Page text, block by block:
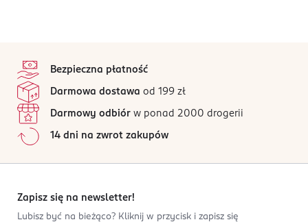
Bezpieczna płatność
Darmowa dostawa od 199 zł
Darmowy odbiór w ponad 2000 drogerii
14 dni na zwrot zakupów
Zapisz się na newsletter!
Lubisz być na bieżąco? Kliknij w przycisk i zapisz się